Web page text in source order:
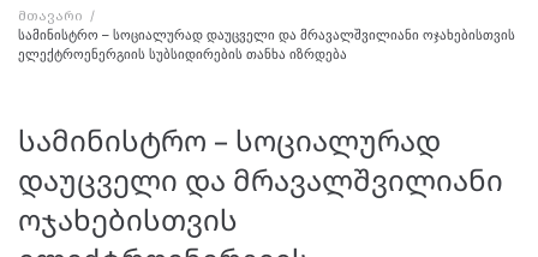
მთავარი /
სამინისტრო – სოციალურად დაუცველი და მრავალშვილიანი ოჯახებისთვის
ელექტროენერგიის სუბსიდირების თანხა იზრდება
სამინისტრო – სოციალურად
დაუცველი და მრავალშვილიანი
ოჯახებისთვის